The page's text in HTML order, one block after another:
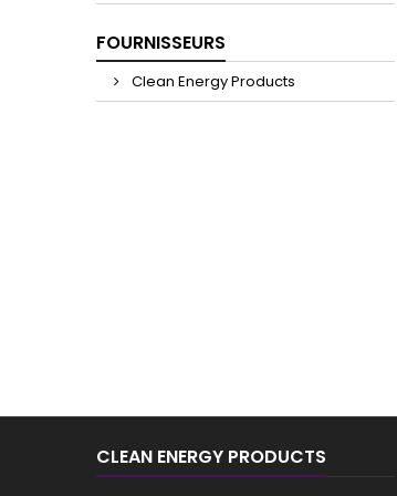
FOURNISSEURS
Clean Energy Products
CLEAN ENERGY PRODUCTS